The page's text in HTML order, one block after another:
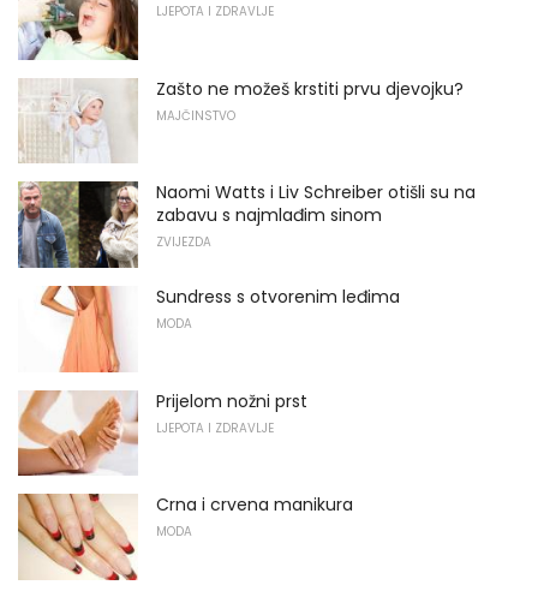
LJEPOTA I ZDRAVLJE
Zašto ne možeš krstiti prvu djevojku?
MAJČINSTVO
Naomi Watts i Liv Schreiber otišli su na
zabavu s najmlađim sinom
ZVIJEZDA
Sundress s otvorenim leđima
MODA
Prijelom nožni prst
LJEPOTA I ZDRAVLJE
Crna i crvena manikura
MODA